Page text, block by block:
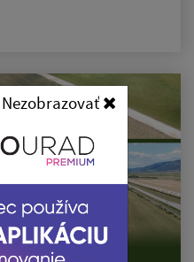
Nezobrazovať